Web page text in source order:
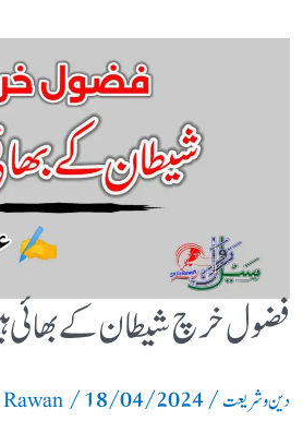
فضول خرچ شیطان کے بھائی
دین و شریعت/
/18/04/2024